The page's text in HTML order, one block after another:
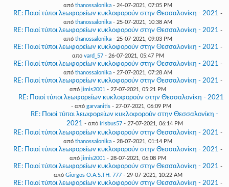
από thanossalonika - 24-07-2021, 07:05 PM
RE: Ποιοί τύποι λεωφορείων κυκλοφορούν στην Θεσσαλονίκη - 2021 -
από thanossalonika - 25-07-2021, 10:38 AM
RE: Ποιοί τύποι λεωφορείων κυκλοφορούν στην Θεσσαλονίκη - 2021 -
από thanossalonika - 25-07-2021, 09:03 PM
RE: Ποιοί τύποι λεωφορείων κυκλοφορούν στην Θεσσαλονίκη - 2021 -
από vard_57- 26-07-2021, 05:47 PM
RE: Ποιοί τύποι λεωφορείων κυκλοφορούν στην Θεσσαλονίκη - 2021 -
από thanossalonika - 27-07-2021, 07:28 AM
RE: Ποιοί τύποι λεωφορείων κυκλοφορούν στην Θεσσαλονίκη - 2021 -
από jimis2001 - 27-07-2021, 05:21 PM
RE: Ποιοί τύποι λεωφορείων κυκλοφορούν στην Θεσσαλονίκη - 2021
- από garvanitis - 27-07-2021, 06:09 PM
RE: Ποιοί τύποι λεωφορείων κυκλοφορούν στην Θεσσαλονίκη -
2021 - από irisbus57- 27-07-2021, 06:14 PM
RE: Ποιοί τύποι λεωφορείων κυκλοφορούν στην Θεσσαλονίκη - 2021 -
από thanossalonika - 28-07-2021, 01:14 PM
RE: Ποιοί τύποι λεωφορείων κυκλοφορούν στην Θεσσαλονίκη - 2021 -
από jimis2001 - 28-07-2021, 06:08 PM
RE: Ποιοί τύποι λεωφορείων κυκλοφορούν στην Θεσσαλονίκη - 2021 -
από Giorgos O.A.S.TH. 777- 29-07-2021, 10:22 AM
RE: Ποιοί τύποι λεωφορείων κυκλοφορούν στην Θεσσαλονίκη - 2021 -